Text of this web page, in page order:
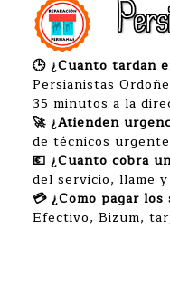
🕒 ¿Cuanto tardan
Persianistas
35 minutos a la
🚀 ¿Atienden
de técnicos
💶 ¿Cuanto cobra
del servicio, llame
💳 ¿Como pagar
Efectivo, Bizum,